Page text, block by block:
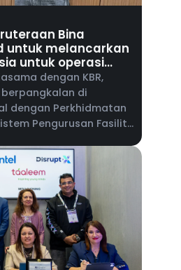
Bina
untuk melancarkan
untuk operasi
dengan KBR,
di
dengan Perkhidmatan
Pengurusan Fasiliti
360°, platform
komersial dan
Malaysia.